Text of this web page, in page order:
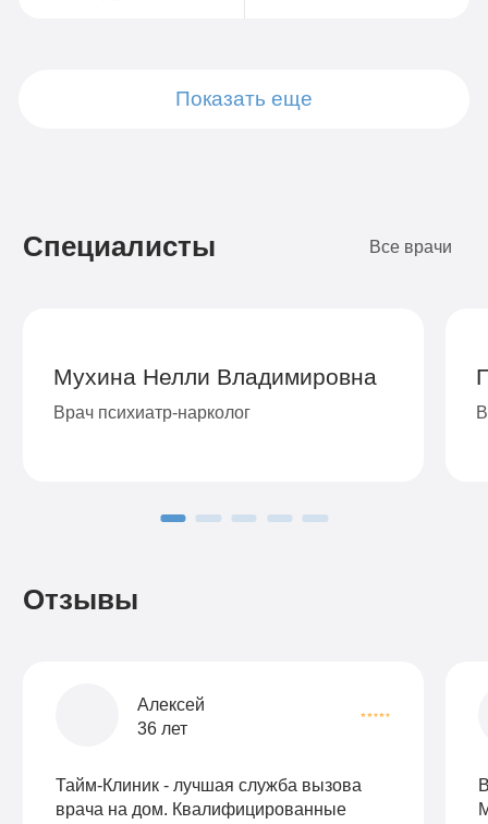
Показать еще
Специалисты Все врачи
Мухина Нелли Владимировна
Врач психиатр-нарколог
Отзывы
Алексей
36 лет
Тайм-Клиник - лучшая служба вызова
врача на дом. Квалифицированные